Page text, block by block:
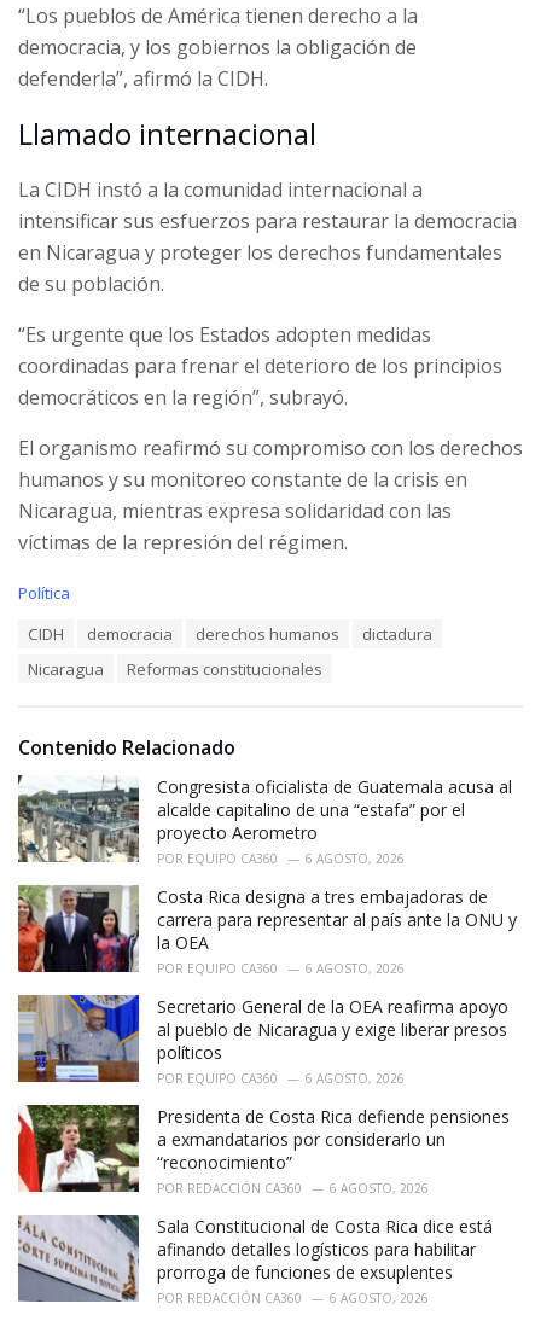
“Los pueblos de América tienen derecho a la
democracia, y los gobiernos la obligación de
defenderla”, afirmó la CIDH.
Llamado internacional
La CIDH instó a la comunidad internacional a
intensificar sus esfuerzos para restaurar la democracia
en Nicaragua y proteger los derechos fundamentales
de su población.
“Es urgente que los Estados adopten medidas
coordinadas para frenar el deterioro de los principios
democráticos en la región”, subrayó.
El organismo reafirmó su compromiso con los derechos
humanos y su monitoreo constante de la crisis en
Nicaragua, mientras expresa solidaridad con las
víctimas de la represión del régimen.
C
i
s
:
Política
CIDH democracia derechos humanos
dictadura
Nicaragua
Reformas constitucionales
Contenido Relacionado
Congresista oficialista de Guatemala acusa al
alcalde capitalino de una “estafa” por el
proyecto Aerometro
POR EQUIPO CA360 6 AGOSTO, 2026
Costa Rica designa a tres embajadoras de
carrera para representar al país ante la ONU y
la OEA
POR EQUIPO CA360 6 AGOSTO, 2026
Secretario General de la OEA reafirma apoyo
al pueblo de Nicaragua y exige liberar presos
políticos
POR EQUIPO CA360 6 AGOSTO, 2026
Presidenta de Costa Rica defiende pensiones
a exmandatarios por considerarlo un
“reconocimiento”
POR REDACCIÓN CA360 6 AGOSTO, 2026
Sala Constitucional de Costa Rica dice está
afinando detalles logísticos para habilitar
prorroga de funciones de exsuplentes
POR REDACCIÓN CA360 6 AGOSTO, 2026